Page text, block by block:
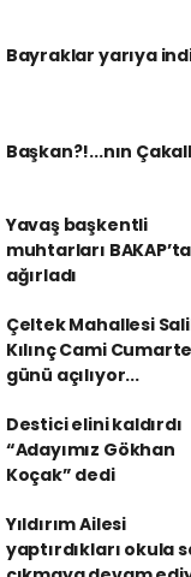
Bayraklar yarıya
Başkan?!...nın
Yavaş başkentli
muhtarları BAKAP’ta
ağırladı
Çeltek Mahallesi
Kılınç Cami
günü açılıyor...
Destici elini kaldırdı
“Adayımız Gökhan
Koçak” dedi
Yıldırım Ailesi
yaptırdıkları okula